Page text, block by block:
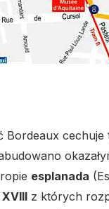
Bordeaux
esplanada
z których